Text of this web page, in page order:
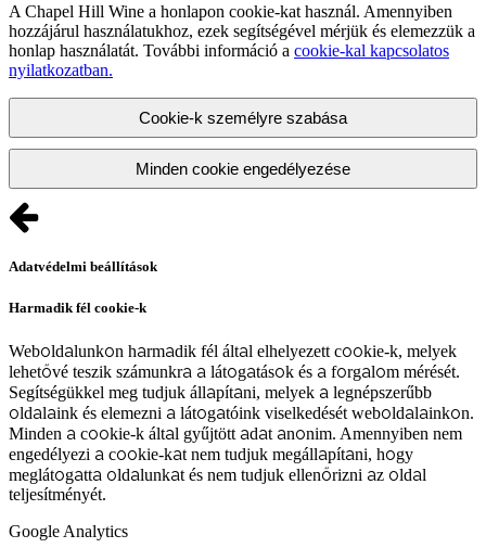
A Chapel Hill Wine a honlapon cookie-kat használ. Amennyiben
hozzájárul használatukhoz, ezek segítségével mérjük és elemezzük a
honlap használatát. További információ a cookie-kal kapcsolatos
nyilatkozatban.
Cookie-k személyre szabása
Minden cookie engedélyezése
Adatvédelmi beállítások
Harmadik fél cookie-k
Weboldalunkon harmadik fél által elhelyezett cookie-k, melyek
lehetővé teszik számunkra a látogatások és a forgalom mérését.
Segítségükkel meg tudjuk állapítani, melyek a legnépszerűbb
oldalaink és elemezni a látogatóink viselkedését weboldalainkon.
Minden a cookie-k által gyűjtött adat anonim. Amennyiben nem
engedélyezi a cookie-kat nem tudjuk megállapítani, hogy
meglátogatta oldalunkat és nem tudjuk ellenőrizni az oldal
teljesítményét.
Google Analytics